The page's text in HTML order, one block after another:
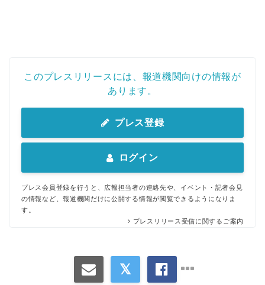
このプレスリリースには、報道機関向けの情報が
あります。
プレス登録
ログイン
プレス会員登録を行うと、広報担当者の連絡先や、イベント・記者会見
の情報など、報道機関だけに公開する情報が閲覧できるようになりま
す。
プレスリリース受信に関するご案内